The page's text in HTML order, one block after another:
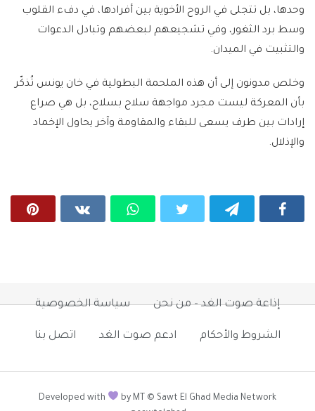
وحدها، بل تتجلى في الروح الأخوية بين أفرادها، في دفء القلوب
وسط برد الثغور، وفي تشجيعهم لبعضهم وتبادل الدعوات
والتثبيت في الميدان.
وخلص مدونون إلى أن هذه الملحمة البطولية في خان يونس تُذكّر
بأن المعركة ليست مجرد مواجهة سلاح بسلاح، بل هي صراع
إرادات بين طرف يسعى للبقاء والمقاومة وآخر يحاول الإخماد
والإذلال.
إذاعة صوت الغد – من نحن سياسة الخصوصية
الشروط والأحكام ادعم صوت الغد اتصل بنا
Developed with
by MT © Sawt El Ghad Media Network